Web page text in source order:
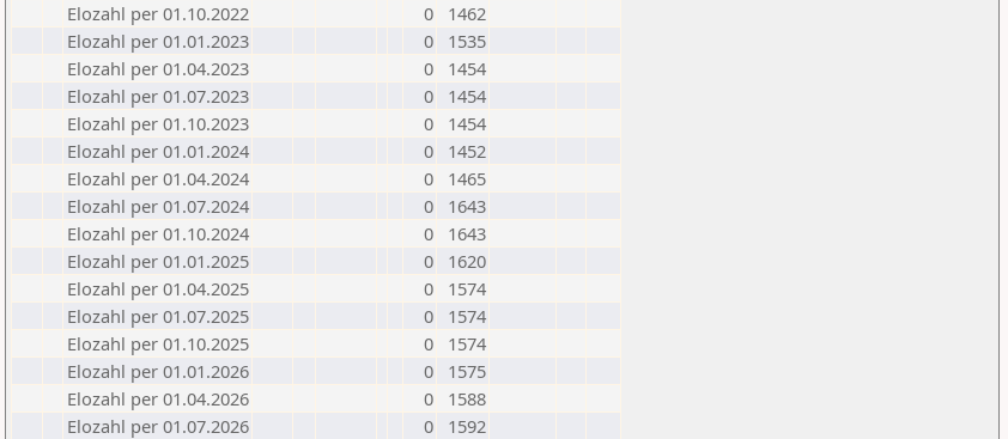
Elozahl per 01.10.2022
0
1462
Elozahl per 01.01.2023
0
1535
Elozahl per 01.04.2023
0
1454
Elozahl per 01.07.2023
0
1454
Elozahl per 01.10.2023
0
1454
Elozahl per 01.01.2024
0
1452
Elozahl per 01.04.2024
0
1465
Elozahl per 01.07.2024
0
1643
Elozahl per 01.10.2024
0
1643
Elozahl per 01.01.2025
0
1620
Elozahl per 01.04.2025
0
1574
Elozahl per 01.07.2025
0
1574
Elozahl per 01.10.2025
0
1574
Elozahl per 01.01.2026
0
1575
Elozahl per 01.04.2026
0
1588
Elozahl per 01.07.2026
0 1592